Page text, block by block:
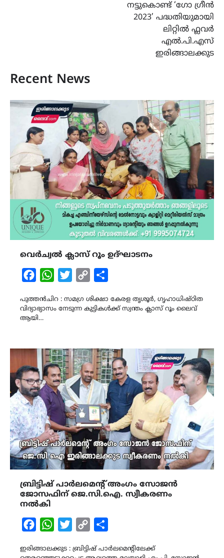
നട്ടുകൊണ്ട് ‘ഗോ ഗ്രീൻ
2023’ പദ്ധതിയുമായി
ലിറ്റിൽ ഫ്ലവർ
എൽ.പി.എസ്
ഇരിങ്ങാലക്കുട
Recent News
വെർച്വൽ ക്ലാസ് റൂം ഉദ്ഘാടനം
FacebookWhatsAppTwitterCopy
പുത്തൻചിറ : സമഗ്ര ശിക്ഷാ കേരള തൃശൂർ, ഗൃഹാധിഷ്ഠിത
വിദ്യാഭ്യാസം നേടുന്ന കുട്ടികൾക്ക് സ്വന്തം ക്ലാസ് റൂം ലൈവ്
ആയി…
ബ്രിട്ടിഷ് പാർലമെന്റ് അംഗം സോജൻ
ജോസഫിന് ജെ.സി.ഐ. സ്വീകരണം
നൽകി
FacebookWhatsAppTwitterCopy
ഇരിങ്ങാലക്കുട : ബ്രിട്ടിഷ് പാർലമെന്റിലേക്ക്